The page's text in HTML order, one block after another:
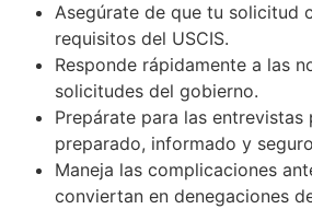
Asegúrate de que tu solicitud
requisitos del USCIS.
Responde rápidamente a las
solicitudes del gobierno.
Prepárate para las entrevistas
preparado, informado y
Maneja las complicaciones
conviertan en denegaciones